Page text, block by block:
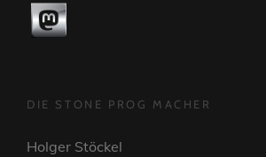
DIE STONE PROG MACHER
Holger Stöckel